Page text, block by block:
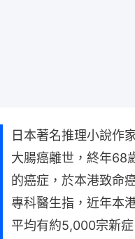
日本著名推理小說作
大腸癌離世，終年68
的癌症，於本港致命
專科醫生指，近年本
平均有約5,000宗新